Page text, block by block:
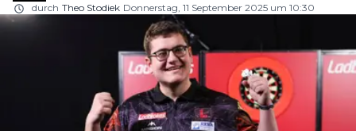
durch Theo Stodiek Donnerstag, 11 September 2025 um 10:30